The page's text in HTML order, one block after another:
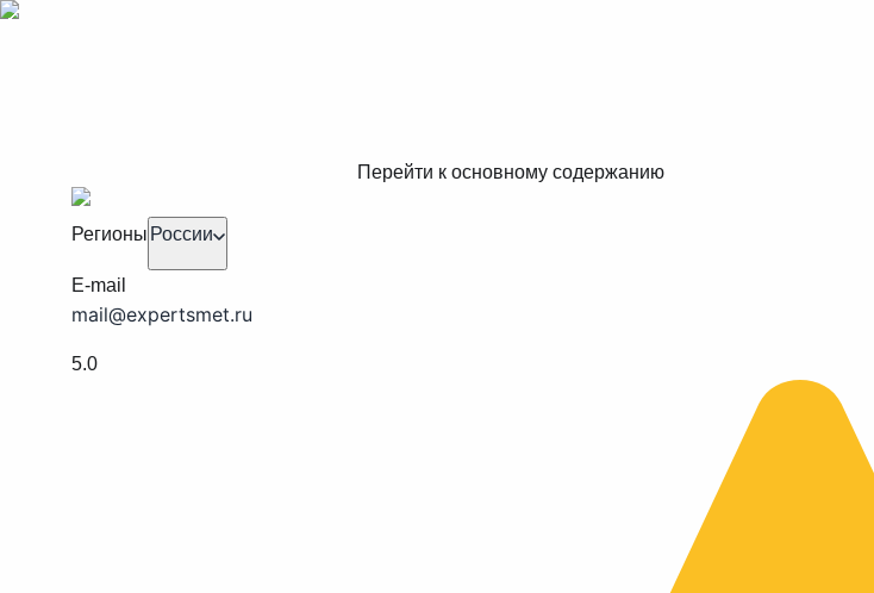
Перейти к основному содержанию
Регионы России
E-mail
mail@expertsmet.ru
5.0